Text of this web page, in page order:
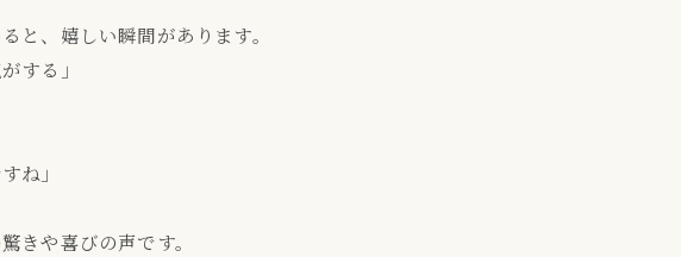
と、嬉しい瞬間があります。
する」
ね」
きや喜びの声です。